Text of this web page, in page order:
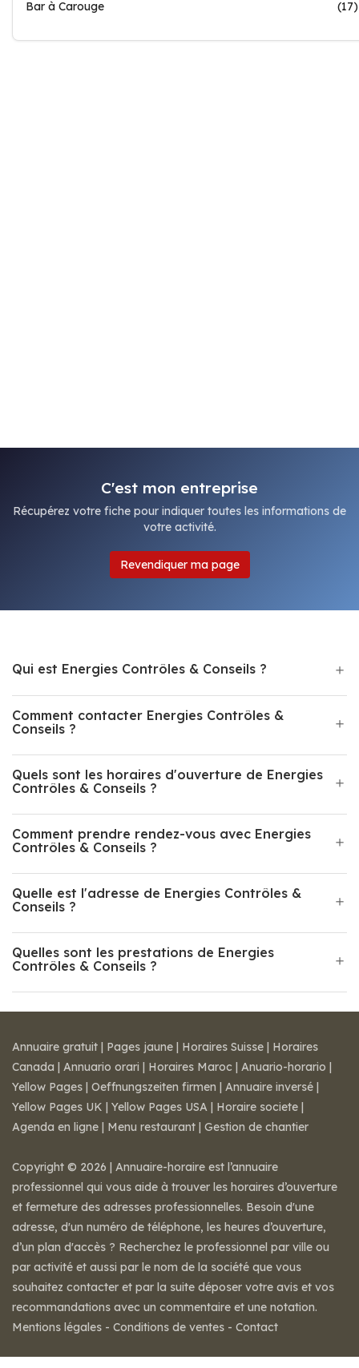
Bar à Carouge
(17)
C'est mon entreprise
Récupérez votre fiche pour indiquer toutes les informations de
votre activité.
Revendiquer ma page
Qui est Energies Contrôles & Conseils ?
Comment contacter Energies Contrôles &
Conseils ?
Quels sont les horaires d'ouverture de Energies
Contrôles & Conseils ?
Comment prendre rendez-vous avec Energies
Contrôles & Conseils ?
Quelle est l'adresse de Energies Contrôles &
Conseils ?
Quelles sont les prestations de Energies
Contrôles & Conseils ?
Annuaire gratuit | Pages jaune | Horaires Suisse | Horaires
Canada | Annuario orari | Horaires Maroc | Anuario-horario |
Yellow Pages | Oeffnungszeiten firmen | Annuaire inversé |
Yellow Pages UK | Yellow Pages USA | Horaire societe |
Agenda en ligne | Menu restaurant | Gestion de chantier
Copyright © 2026 | Annuaire-horaire est l’annuaire
professionnel qui vous aide à trouver les horaires d’ouverture
et fermeture des adresses professionnelles. Besoin d'une
adresse, d'un numéro de téléphone, les heures d’ouverture,
d’un plan d'accès ? Recherchez le professionnel par ville ou
par activité et aussi par le nom de la société que vous
souhaitez contacter et par la suite déposer votre avis et vos
recommandations avec un commentaire et une notation.
Mentions légales - Conditions de ventes - Contact